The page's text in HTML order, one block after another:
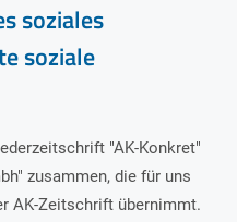
soziales
soziale
"AK-Konkret"
zusammen, die für uns
AK-Zeitschrift übernimmt.